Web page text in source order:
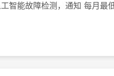
智能故障检测，通知 每月最